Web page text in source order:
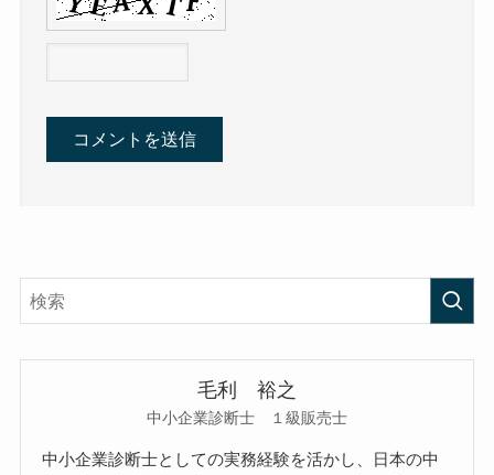
毛利 裕之
中小企業診断士 １級販売士
中小企業診断士としての実務経験を活かし、日本の中